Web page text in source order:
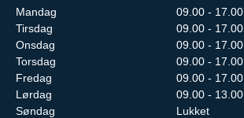
Mandag
09.00 - 17.00
Tirsdag
09.00 - 17.00
Onsdag
09.00 - 17.00
Torsdag
09.00 - 17.00
Fredag
09.00 - 17.00
Lørdag
09.00 - 13.00
Søndag
Lukket